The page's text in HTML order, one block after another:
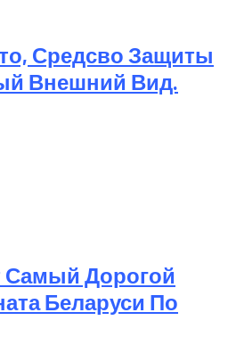
Средсво Защиты
Внешний Вид.
Самый Дорогой
Беларуси По